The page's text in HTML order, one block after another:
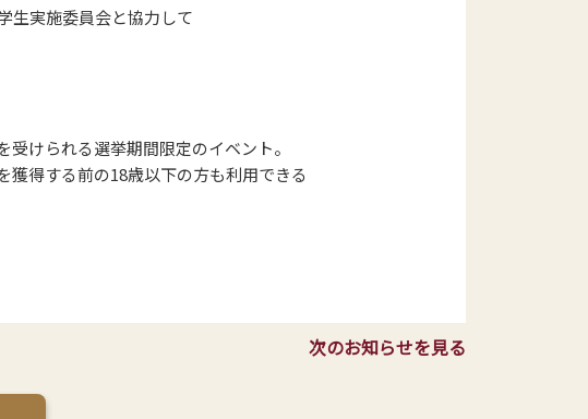
生実施委員会と協力して
けられる選挙期間限定のイベント。
得する前の18歳以下の方も利用できる
次のお知らせを見る